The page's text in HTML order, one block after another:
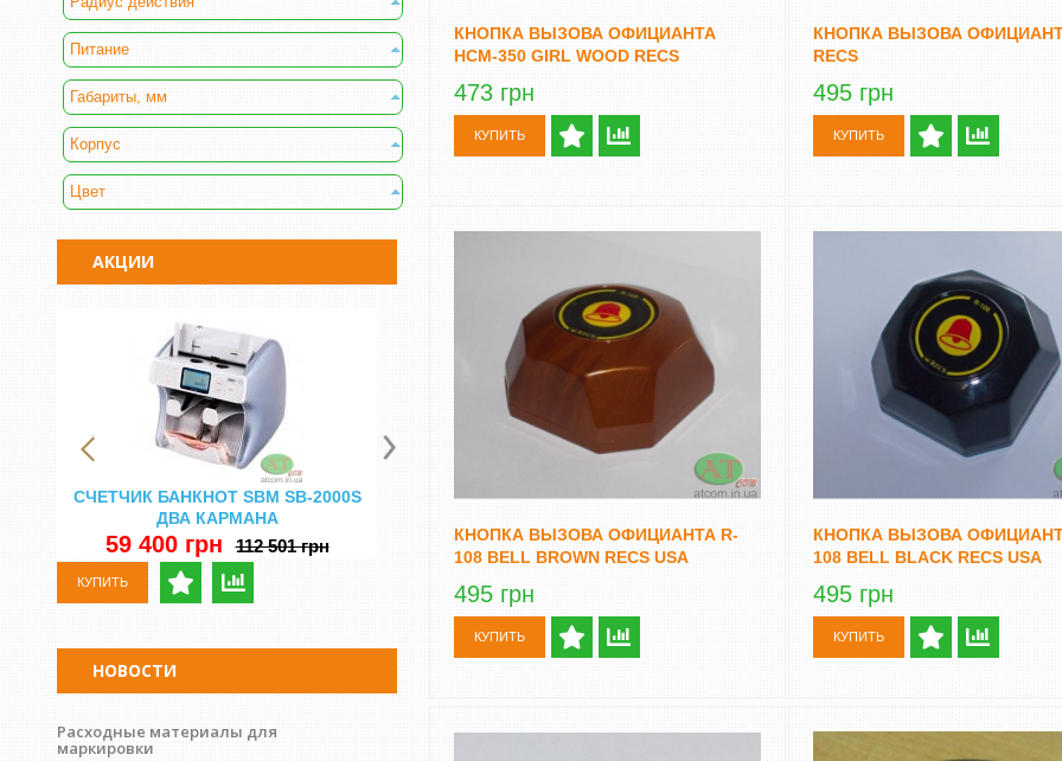
Питание
Габариты, мм
Корпус
Цвет
АКЦИИ
СЧЕТЧИК БАНКНОТ SBM SB-2000S
ДВА КАРМАНА
59 400 грн 112 501 грн
КУПИТЬ
СЧЕТНАЯ МАШИНКА ДЛЯ ДЕНЕГ
НОМИНАЛА
29 500 грн Уточнюйте
КУПИТЬ
СЧЕТЧИК БАНКНОТ - ДЕТЕКТОР
14 500 грн Уточнюйте
НОВОСТИ
Расходные материалы для
маркировки
КНОПКА ВЫЗОВА ОФИЦИАНТА
HCM-350 GIRL WOOD RECS
473 грн
КУПИТЬ
КНОПКА ВЫЗОВА
RECS
495 грн
КУПИТЬ
КНОПКА ВЫЗОВА ОФИЦИАНТА R-
108 BELL BROWN RECS USA
495 грн
КУПИТЬ
КНОПКА ВЫЗОВА
108 BELL BLACK RECS USA
495 грн
КУПИТЬ